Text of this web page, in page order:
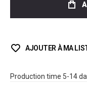
AJOUTER À MA
Production time 5-14